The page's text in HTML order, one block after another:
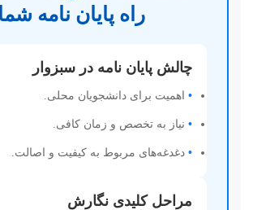
راه پایان نامه شما
چالش پایان نامه در سبزوار
• اهمیت برای دانشجویان محلی.
• نیاز به تخصص و زمان کافی.
• دغدغه‌های مربوط به کیفیت و اصالت.
مراحل کلیدی نگارش